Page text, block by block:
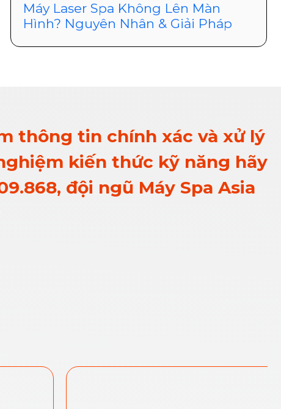
Máy Laser Spa Không Lên Màn
Hình? Nguyên Nhân & Giải Pháp
thông tin chính xác và xử lý
kiến thức kỹ năng hãy
đội ngũ Máy Spa Asia